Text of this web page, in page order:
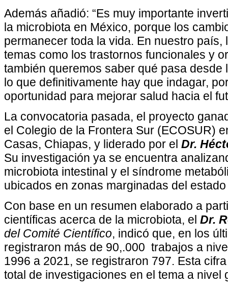
Además añadió: “Es muy importante
la microbiota en México, porque los
permanecer toda la vida. En nuestro país,
temas como los trastornos funcionales y
también queremos saber qué pasa desde
lo que definitivamente hay que indagar,
oportunidad para mejorar salud hacia el
La convocatoria pasada, el proyecto
el Colegio de la Frontera Sur (ECOSUR)
Casas, Chiapas, y liderado por el Dr.
Su investigación ya se encuentra
microbiota intestinal y el síndrome
ubicados en zonas marginadas del
Con base en un resumen elaborado a
científicas acerca de la microbiota, el Dr.
del Comité Científico, indicó que, en los
registraron más de 90,.000 trabajos a
1996 a 2021, se registraron 797. Esta
total de investigaciones en el tema a nivel